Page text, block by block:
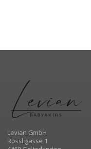
Levian GmbH
Rössligasse 1